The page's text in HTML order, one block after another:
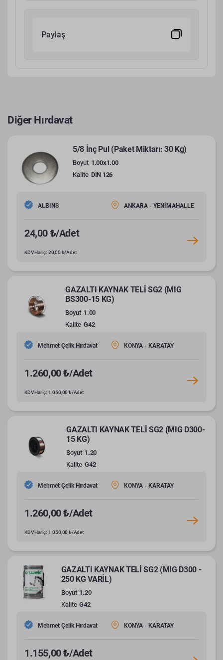
Paylaş
Diğer Hırdavat
5/8 İnç Pul (Paket Miktarı: 30 Kg)
Boyut 1.00x1.00
Kalite DIN 126
ALBINS ANKARA - YENİMAHALLE
24,00 ₺/Adet
KDV Hariç: 20,00 ₺/Adet
GAZALTI KAYNAK TELİ SG2 (MIG
BS300-15 KG)
Boyut 1.00
Kalite G42
Mehmet Çelik Hırdavat KONYA - KARATAY
1.260,00 ₺/Adet
KDV Hariç: 1.050,00 ₺/Adet
GAZALTI KAYNAK TELİ SG2 (MIG D300-
15 KG)
Boyut 1.20
Kalite G42
Mehmet Çelik Hırdavat KONYA - KARATAY
1.260,00 ₺/Adet
KDV Hariç: 1.050,00 ₺/Adet
GAZALTI KAYNAK TELİ SG2 (MIG D300 -
250 KG VARİL)
Boyut 1.20
Kalite G42
Mehmet Çelik Hırdavat KONYA - KARATAY
1.155,00 ₺/Adet